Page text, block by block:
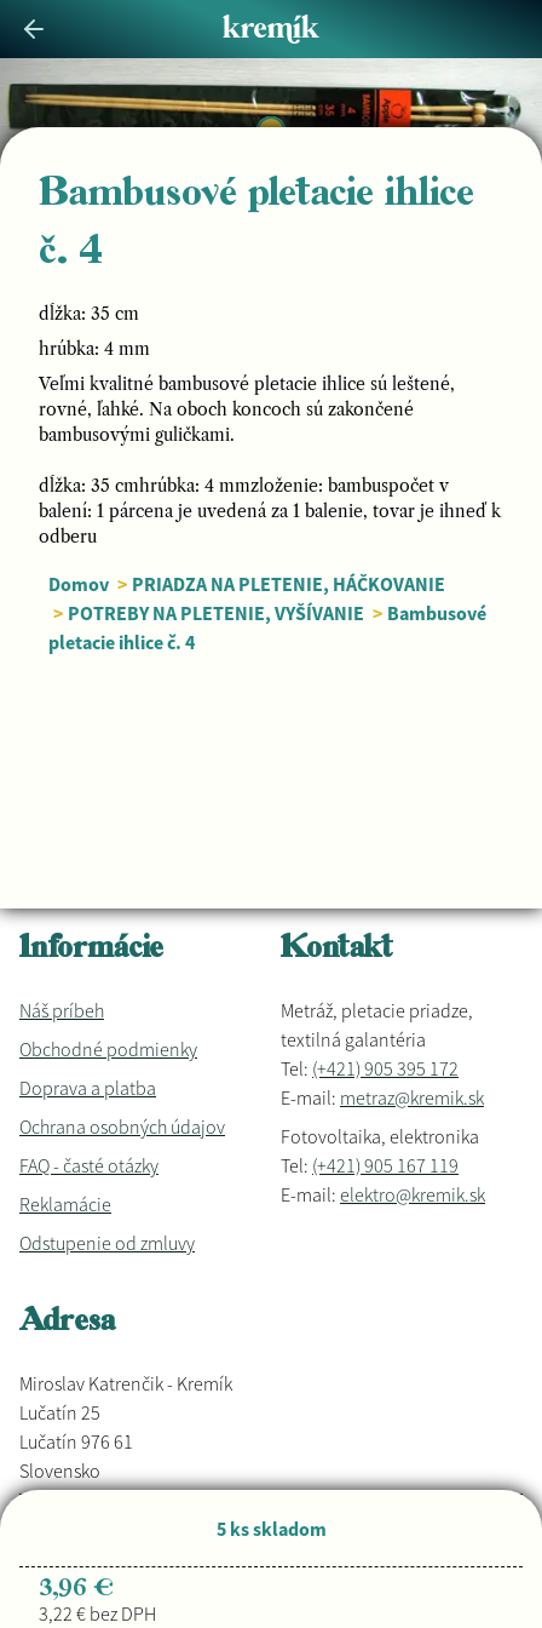
Bambusové pletacie ihlice
č. 4
dĺžka: 35 cm
hrúbka: 4 mm
Veľmi kvalitné bambusové pletacie ihlice sú leštené,
rovné, ľahké. Na oboch koncoch sú zakončené
bambusovými guličkami.
dĺžka: 35 cmhrúbka: 4 mmzloženie: bambuspočet v
balení: 1 párcena je uvedená za 1 balenie, tovar je ihneď k
odberu
Domov > PRIADZA NA PLETENIE, HÁČKOVANIE
> POTREBY NA PLETENIE, VYŠÍVANIE > Bambusové
pletacie ihlice č. 4
5 ks skladom
3,96 €
3,22 € bez DPH
Informácie
Náš príbeh
Obchodné podmienky
Doprava a platba
Ochrana osobných údajov
FAQ - časté otázky
Reklamácie
Odstupenie od zmluvy
Kontakt
Metráž, pletacie priadze,
textilná galantéria
Tel: (+421) 905 395 172
E-mail: metraz@kremik.sk
Fotovoltaika, elektronika
Tel: (+421) 905 167 119
E-mail: elektro@kremik.sk
Adresa
Miroslav Katrenčik - Kremík
Lučatín 25
Lučatín 976 61
Slovensko